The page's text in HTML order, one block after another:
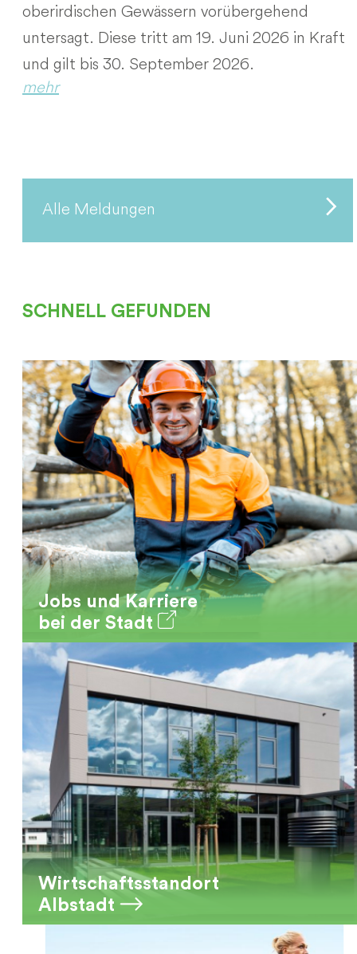
oberirdischen Gewässern vorübergehend
untersagt. Diese tritt am 19. Juni 2026 in Kraft
und gilt bis 30. September 2026.
mehr
Alle Meldungen
SCHNELL GEFUNDEN
Jobs und Karriere
bei der Stadt
Wirtschaftsstandort
Albstadt